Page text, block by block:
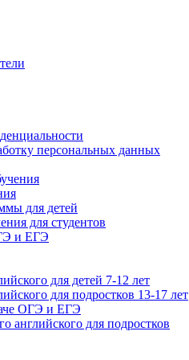
персональных данных
для детей
для студентов
и ЕГЭ
для детей 7-12 лет
для подростков 13-17 лет
ОГЭ и ЕГЭ
английского для подростков